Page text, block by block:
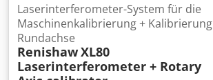
Laserinterferometer-System für die
Maschinenkalibrierung + Kalibrierung
Rundachse
RenishawXL80
Laserinterferometer + Rotary